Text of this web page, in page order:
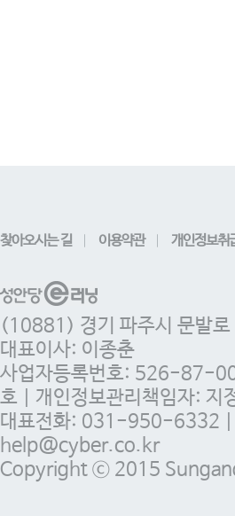
찾아오시는 길 이용약관 개인정보취
(10881) 경기 파주시 문발
대표이사: 이종춘
사업자등록번호: 526-87-
호 | 개인정보관리책임자: 지
대표전화: 031-950-6332
help@cyber.co.kr
Copyright ⓒ 2015